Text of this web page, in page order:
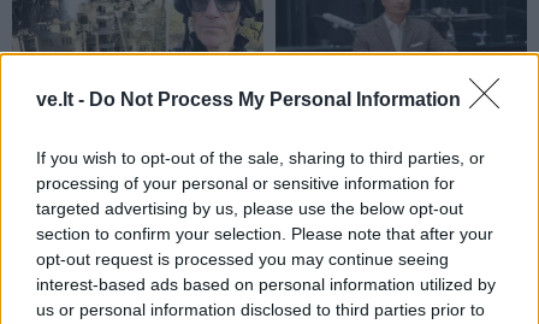
ve.lt - Do Not Process My Personal Information
If you wish to opt-out of the sale, sharing to third parties, or
processing of your personal or sensitive information for
targeted advertising by us, please use the below opt-out
section to confirm your selection. Please note that after your
opt-out request is processed you may continue seeing
interest-based ads based on personal information utilized by
us or personal information disclosed to third parties prior to
Eldoradas Butrimas iš
Ukrainos: Raketų smūgiai,
protestai ir lūkesčiai dėl
pokyčių
Seutos migrantų krizė –
tik didesnių pokyčių
pradžia? Gediminas
Žiemelis įvardijo
demografinę priežastį